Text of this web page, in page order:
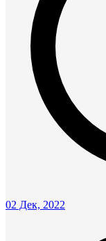
02 Дек, 2022